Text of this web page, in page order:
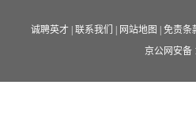
诚聘英才 联系我们 网站地图
免责条
京公网安备